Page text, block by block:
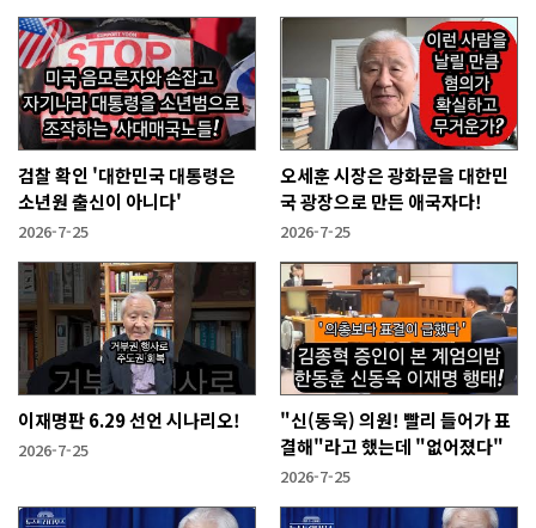
검찰 확인 '대한민국 대통령은
소년원 출신이 아니다'
2026-7-25
오세훈 시장은 광화문을 대한민
국 광장으로 만든 애국자다!
2026-7-25
이재명판 6.29 선언 시나리오!
2026-7-25
"신(동욱) 의원! 빨리 들어가 표
결해"라고 했는데 "없어졌다"
2026-7-25